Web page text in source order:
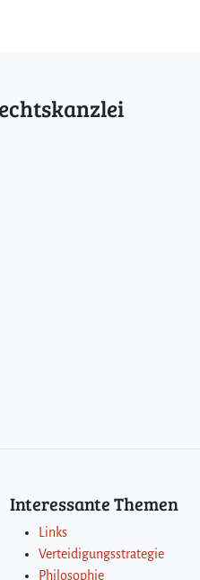
Interessante Themen
Links
Verteidigungsstrategie
Philosophie